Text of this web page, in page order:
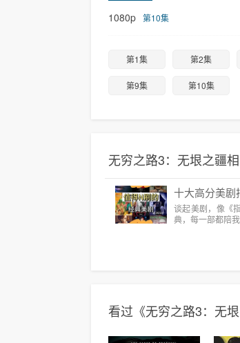
1080p 第10集
第1集 第2集
第9集 第10集
无穷之路3：无垠之疆
十大高分美剧
谈起美剧，像《
典，每一部都陪
看过《无穷之路3：无